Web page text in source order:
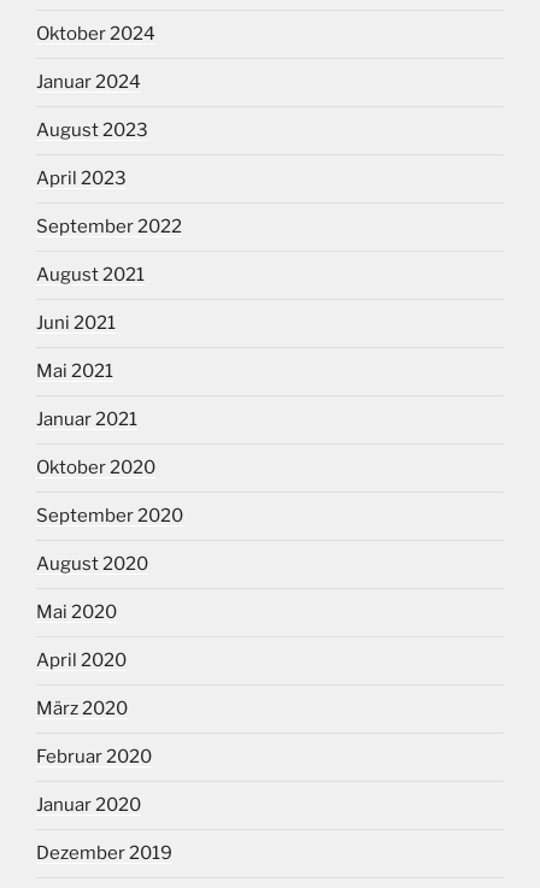
Oktober 2024
Januar 2024
August 2023
April 2023
September 2022
August 2021
Juni 2021
Mai 2021
Januar 2021
Oktober 2020
September 2020
August 2020
Mai 2020
April 2020
März 2020
Februar 2020
Januar 2020
Dezember 2019